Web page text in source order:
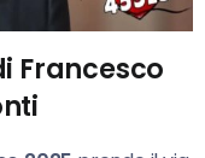
Francesco